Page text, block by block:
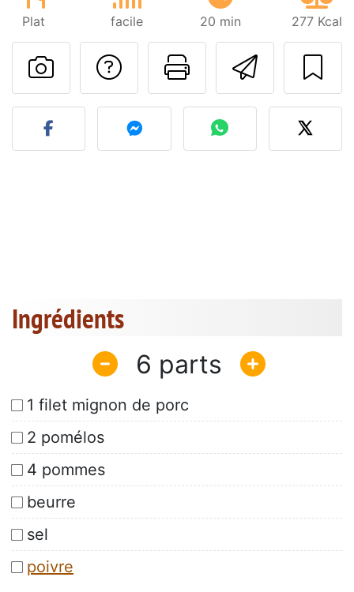
Plat facile 20 min 277 Kcal
Imprimer
Poser une
Publier votre photo de
Ingrédients
6
1 filet mignon de porc
2 pomélos
4 pommes
beurre
sel
poivre